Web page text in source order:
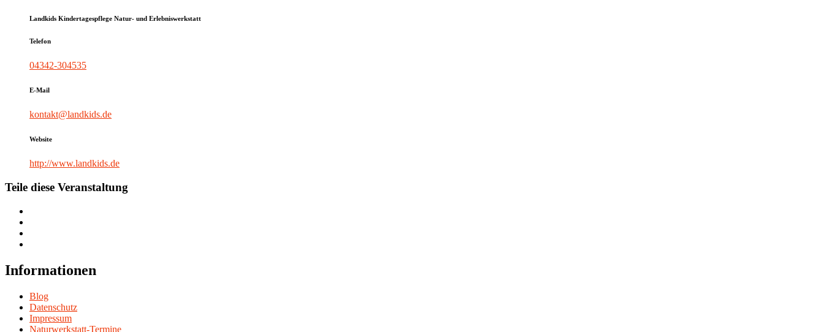
Landkids Kindertagespflege Natur- und Erlebniswerkstatt
Telefon
04342-304535
E-Mail
kontakt@landkids.de
Website
http://www.landkids.de
Teile diese Veranstaltung
Informationen
Blog
Datenschutz
Impressum
Naturwerkstatt-Termine